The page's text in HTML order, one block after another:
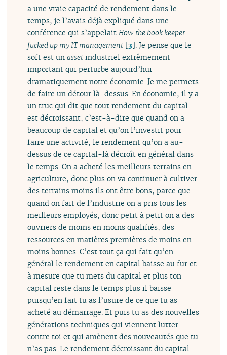
a une vraie capacité de rendement dans le
temps, je l’avais déjà expliqué dans une
conférence qui s’appelaitHow the book keeper
fucked up my IT management [3]. Je pense que le
soft est unasset industriel extrêmement
important qui perturbe aujourd’hui
dramatiquement notre économie. Je me permets
de faire un détour là-dessus. En économie, il y a
un truc qui dit que tout rendement du capital
est décroissant, c’est-à-dire que quand on a
beaucoup de capital et qu’on l’investit pour
faire une activité, le rendement qu’on a au-
dessus de ce capital-là décroît en général dans
le temps. On a acheté les meilleurs terrains en
agriculture, donc plus on va continuer à cultiver
des terrains moins ils ont être bons, parce que
quand on fait de l’industrie on a pris tous les
meilleurs employés, donc petit à petit on a des
ouvriers de moins en moins qualifiés, des
ressources en matières premières de moins en
moins bonnes. C’est tout ça qui fait qu’en
général le rendement en capital baisse au fur et
à mesure que tu mets du capital et plus ton
capital reste dans le temps plus il baisse
puisqu’en fait tu as l’usure de ce que tu as
acheté au démarrage. Et puis tu as des nouvelles
générations techniques qui viennent lutter
contre toi et qui amènent des nouveautés que tu
n’as pas. Le rendement décroissant du capital